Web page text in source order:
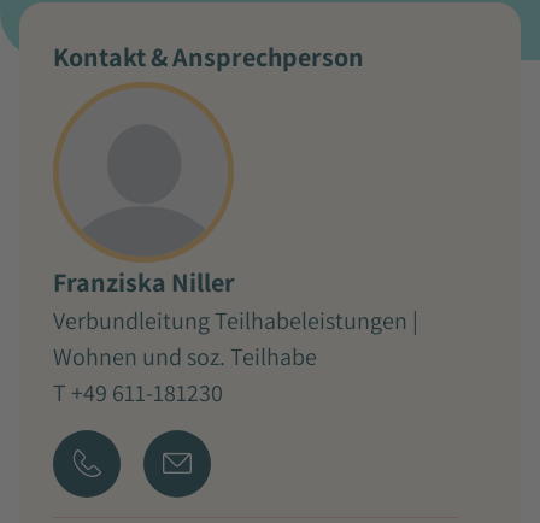
Kontakt & Ansprechperson
Franziska Niller
Verbundleitung Teilhabeleistungen |
Wohnen und soz. Teilhabe
T +49 611-181230